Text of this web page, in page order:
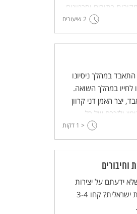
כתובים וסרטונים.
שיטות הוראה
ללימוד עצמי של
פדגוגית לימודית
2 שיעורים
במהלך ניסיונו
במהלך השואה.
יצר האמן דני קרוון
ולזכרם של כל
מאימת המשטר הנאצי.
< 1 דקות
וחיבורים
ידעתם על יצירות
וחיבורים בתרבות היהודית ישראלית? קחו 3-4